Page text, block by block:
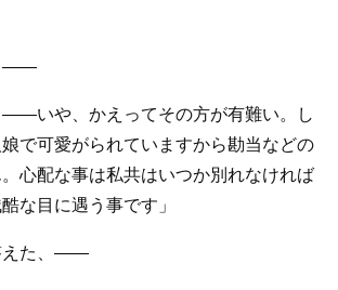
――
――いや、かえってその方が有難い。し
で可愛がられていますから勘当などの
心配な事は私共はいつか別れなければ
な目に遇う事です」
えた、――